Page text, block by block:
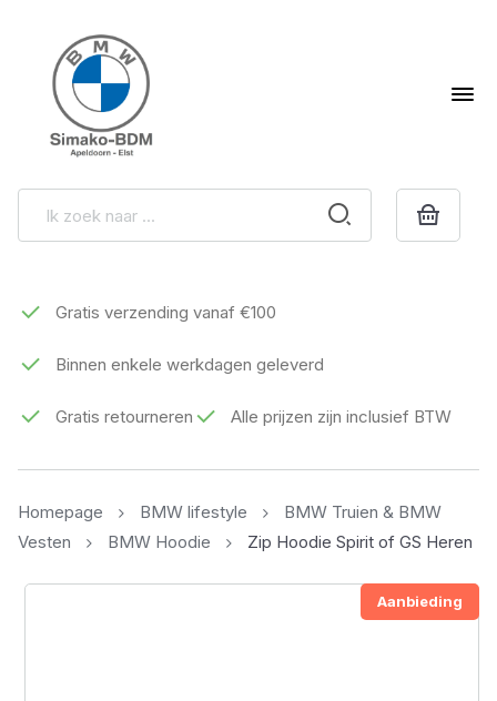
Gratis verzending vanaf €100
Binnen enkele werkdagen geleverd
Gratis retourneren Alle prijzen zijn inclusief BTW
Homepage BMW lifestyle
BMW Truien & BMW
Vesten
BMW Hoodie Zip Hoodie Spirit of GS Heren
Aanbieding